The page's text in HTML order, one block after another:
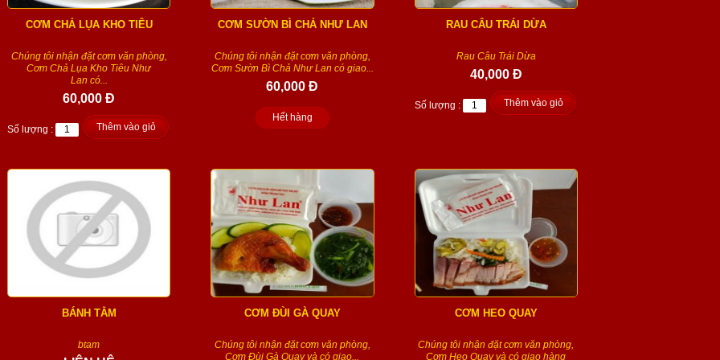
CƠM CHẢ LỤA KHO TIÊU
Chúng tôi nhận đặt cơm văn phòng,
Cơm Chả Lụa Kho Tiêu Như
Lan có...
60,000 Đ
Số lượng : Thêm vào giỏ
CƠM SƯỜN BÌ CHẢ NHƯ LAN
Chúng tôi nhận đặt cơm văn phòng,
Cơm Sườn Bì Chả Như Lan có giao...
60,000 Đ
Hết hàng
RAU CÂU TRÁI DỪA
Rau Câu Trái Dừa
40,000 Đ
Số lượng : Thêm vào giỏ
BÁNH TẰM
btam
CƠM ĐÙI GÀ QUAY
Chúng tôi nhận đặt cơm văn phòng,
Cơm Đùi Gà Quay và có giao...
CƠM HEO QUAY
Chúng tôi nhận đặt cơm văn phòng,
Cơm Heo Quay và có giao hàng